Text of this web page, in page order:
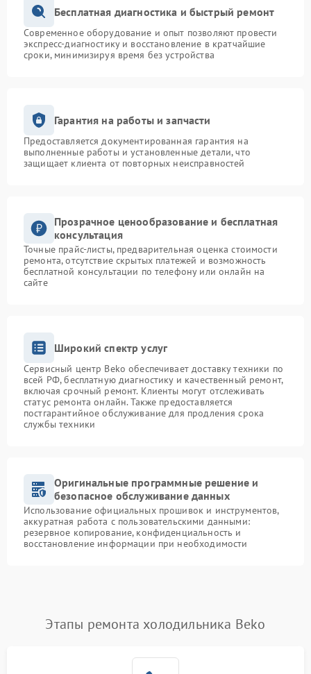
Бесплатная диагностика и быстрый ремонт
Современное оборудование и опыт позволяют провести
экспресс-диагностику и восстановление в кратчайшие
сроки, минимизируя время без устройства
Гарантия на работы и запчасти
Предоставляется документированная гарантия на
выполненные работы и установленные детали, что
защищает клиента от повторных неисправностей
Прозрачное ценообразование и бесплатная
консультация
Точные прайс-листы, предварительная оценка стоимости
ремонта, отсутствие скрытых платежей и возможность
бесплатной консультации по телефону или онлайн на
сайте
Широкий спектр услуг
Сервисный центр Beko обеспечивает доставку техники по
всей РФ, бесплатную диагностику и качественный ремонт,
включая срочный ремонт. Клиенты могут отслеживать
статус ремонта онлайн. Также предоставляется
постгарантийное обслуживание для продления срока
службы техники
Оригинальные программные решение и
безопасное обслуживание данных
Использование официальных прошивок и инструментов,
аккуратная работа с пользовательскими данными:
резервное копирование, конфиденциальность и
восстановление информации при необходимости
Этапы ремонта холодильника Beko